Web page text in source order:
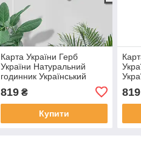
Карта України Герб
України Натуральний
годинник Український
Красивий декор стіни
Фігурний годинник
819₴
Купити
819